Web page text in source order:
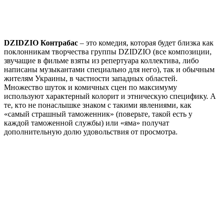
DZIDZIO Контрабас – это комедия, которая будет близка как
поклонникам творчества группы DZIDZIO (все композиции,
звучащие в фильме взяты из репертуара коллектива, либо
написаны музыкантами специально для него), так и обычным
жителям Украины, в частности западных областей.
Множество шуток и комичных сцен по максимуму
используют характерный колорит и этническую специфику. А
те, кто не понаслышке знаком с такими явлениями, как
«самый страшный таможенник» (поверьте, такой есть у
каждой таможенной службы) или «яма» получат
дополнительную долю удовольствия от просмотра.